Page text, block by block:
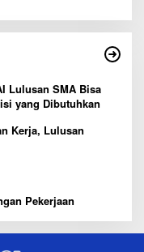
Lulusan SMA Bisa
yang Dibutuhkan
Kerja, Lulusan
Pekerjaan